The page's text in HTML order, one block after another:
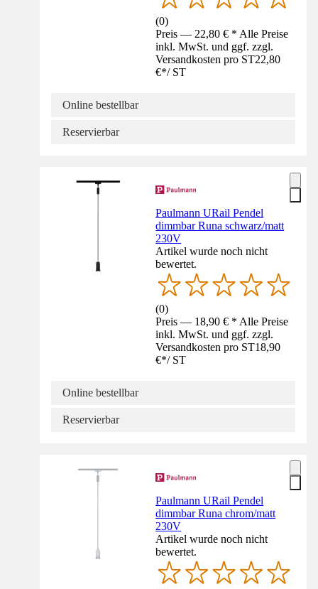
(0)
Preis — 22,80 € * Alle Preise
inkl. MwSt. und ggf. zzgl.
Versandkosten pro ST22,80
€*/ ST
Online bestellbar
Reservierbar
Paulmann URail Pendel
dimmbar Runa schwarz/matt
230V
Artikel wurde noch nicht
bewertet.
(0)
Preis — 18,90 € * Alle Preise
inkl. MwSt. und ggf. zzgl.
Versandkosten pro ST18,90
€*/ ST
Online bestellbar
Reservierbar
Paulmann URail Pendel
dimmbar Runa chrom/matt
230V
Artikel wurde noch nicht
bewertet.